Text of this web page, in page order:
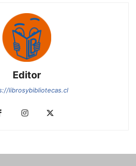
Editor
librosybibliotecas.cl